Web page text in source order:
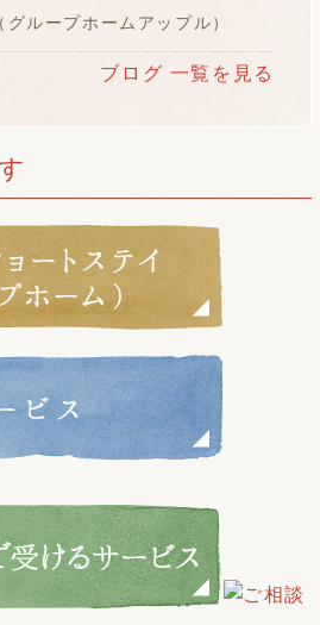
ループホームアップル）
ブログ 一覧を見る